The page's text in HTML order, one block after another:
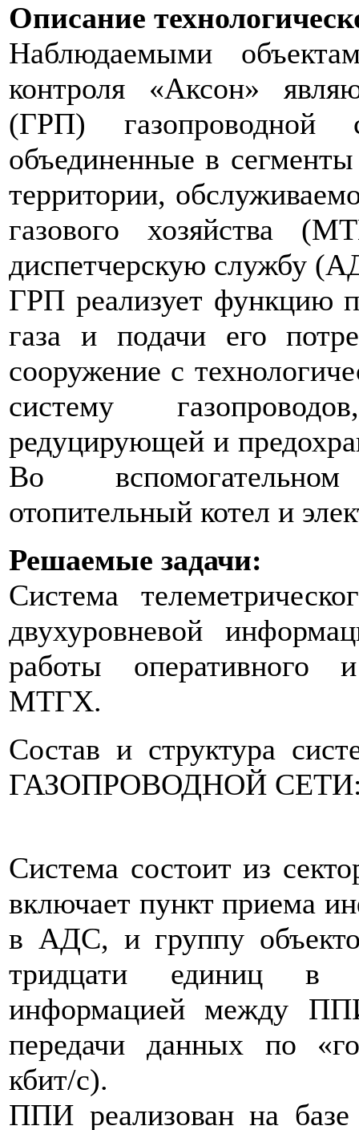
Описание
Наблюдаемыми
контроля «Аксон»
(ГРП) газопроводной
объединенные в
территории,
газового хозяйства
диспетчерскую службу
ГРП реализует функцию
газа и подачи его
сооружение с
систему
редуцирующей и
Во
отопительный котел и
Решаемые задачи:
Система
двухуровневой
работы оперативного
МТГХ.
Состав и структура
ГАЗОПРОВОДНОЙ
Система состоит из
включает пункт приема
в АДС, и группу
тридцати единиц в
информацией между
передачи данных по
кбит/с).
ППИ реализован на базе